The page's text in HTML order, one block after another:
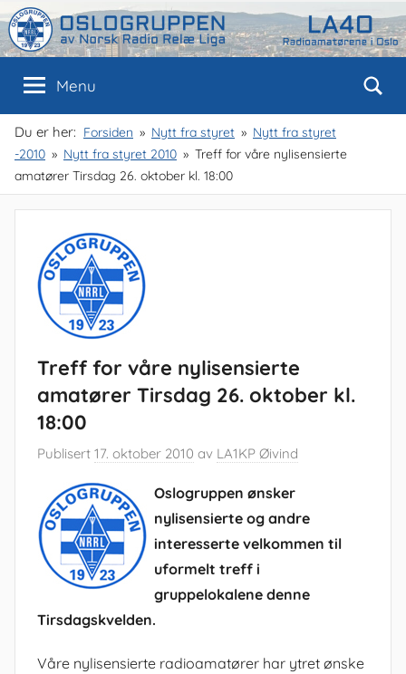
Skip
to
content
Oslogruppen
av
NRRL
Oslo
Menu
Du er her: Forsiden Nytt fra styret
Nytt fra styret
-2010
Nytt fra styret 2010
Treff for våre nylisensierte
amatører Tirsdag 26. oktober kl. 18:00
Treff for våre nylisensierte
amatører Tirsdag 26. oktober kl.
18:00
Publisert 17. oktober 2010 av LA1KP Øivind
Oslogruppen ønsker
nylisensierte og andre
interesserte velkommen til
uformelt treff i
gruppelokalene denne
Tirsdagskvelden.
Våre nylisensierte radioamatører har ytret ønske